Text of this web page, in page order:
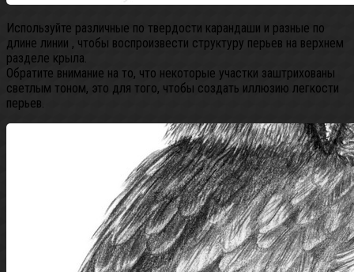
Используйте различные по твердости карандаши и разные по
длине линии , чтобы воспроизвести структуру перьев на верхнем
разделе крыла.
Обратите внимание на то, что некоторые участки заштрихованы
светлым тоном, это для того, чтобы создать иллюзию легкости
перьев.